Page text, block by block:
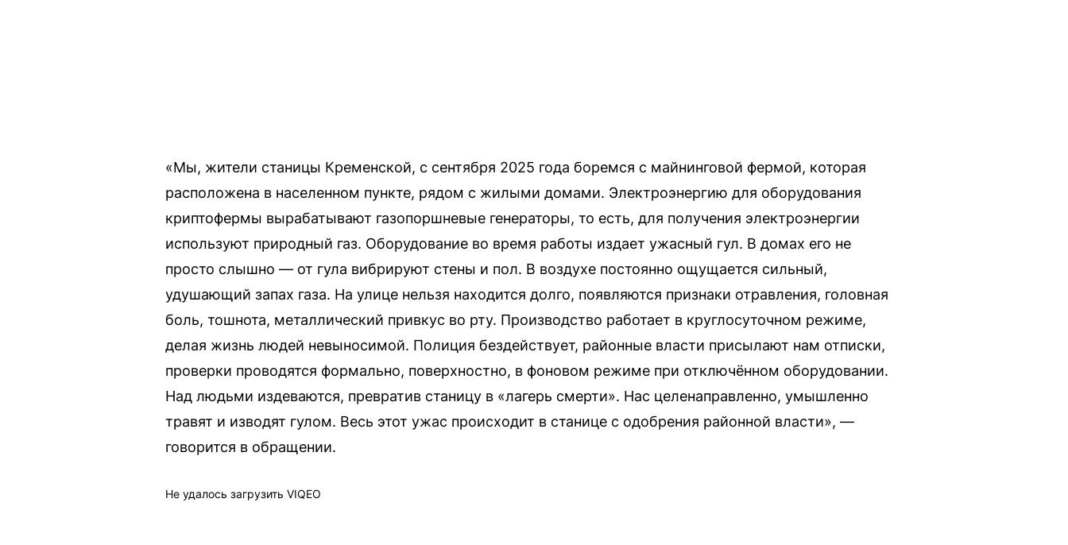
«Мы, жители станицы Кременской, с сентября 2025 года боремся с майнинговой фермой, которая
расположена в населенном пункте, рядом с жилыми домами. Электроэнергию для оборудования
криптофермы вырабатывают газопоршневые генераторы, то есть, для получения электроэнергии
используют природный газ. Оборудование во время работы издает ужасный гул. В домах его не
просто слышно — от гула вибрируют стены и пол. В воздухе постоянно ощущается сильный,
удушающий запах газа. На улице нельзя находится долго, появляются признаки отравления, головная
боль, тошнота, металлический привкус во рту. Производство работает в круглосуточном режиме,
делая жизнь людей невыносимой. Полиция бездействует, районные власти присылают нам отписки,
проверки проводятся формально, поверхностно, в фоновом режиме при отключённом оборудовании.
Над людьми издеваются, превратив станицу в «лагерь смерти». Нас целенаправленно, умышленно
травят и изводят гулом. Весь этот ужас происходит в станице с одобрения районной власти», —
говорится в обращении.
Не удалось загрузить VIQEO